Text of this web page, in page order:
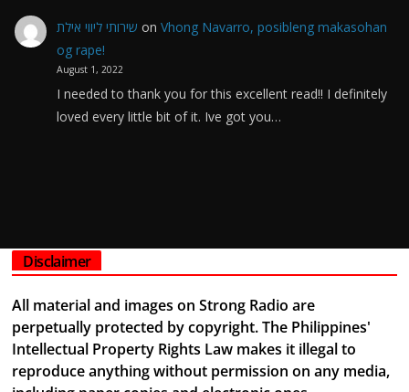
שירותי ליווי אילת on Vhong Navarro, posibleng makasohan
og rape!
August 1, 2022
I needed to thank you for this excellent read!! I definitely
loved every little bit of it. Ive got you…
Disclaimer
All material and images on Strong Radio are
perpetually protected by copyright. The Philippines'
Intellectual Property Rights Law makes it illegal to
reproduce anything without permission on any media,